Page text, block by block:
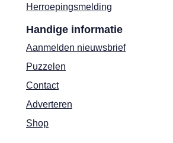
Herroepingsmelding
Handige informatie
Aanmelden nieuwsbrief
Puzzelen
Contact
Adverteren
Shop